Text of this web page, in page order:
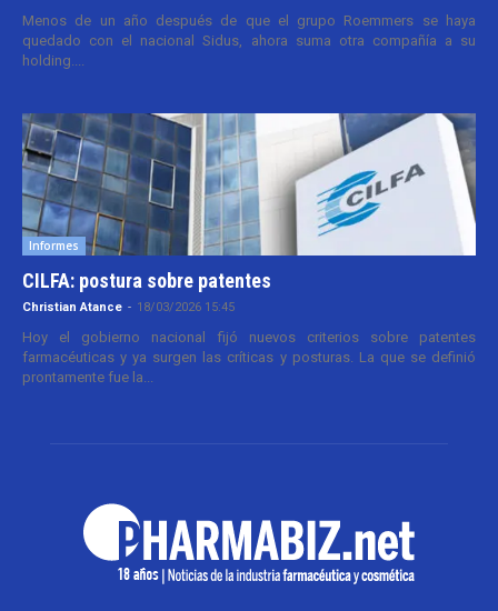
Menos de un año después de que el grupo Roemmers se haya
quedado con el nacional Sidus, ahora suma otra compañía a su
holding....
Informes
CILFA: postura sobre patentes
Christian Atance - 18/03/2026 15:45
Hoy el gobierno nacional fijó nuevos criterios sobre patentes
farmacéuticas y ya surgen las críticas y posturas. La que se definió
prontamente fue la...